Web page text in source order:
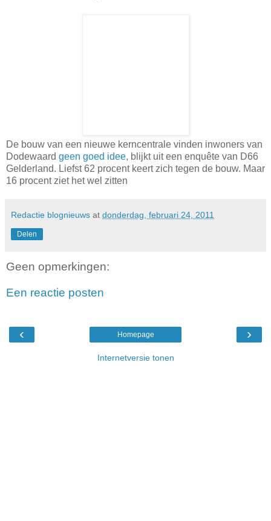
De bouw van een nieuwe kerncentrale vinden inwoners van
Dodewaard geen goed idee, blijkt uit een enquête van D66
Gelderland. Liefst 62 procent keert zich tegen de bouw. Maar
16 procent ziet het wel zitten
Redactie blognieuws at donderdag, februari 24, 2011
Delen
Geen opmerkingen:
Een reactie posten
‹ ›
Homepage
Internetversie tonen